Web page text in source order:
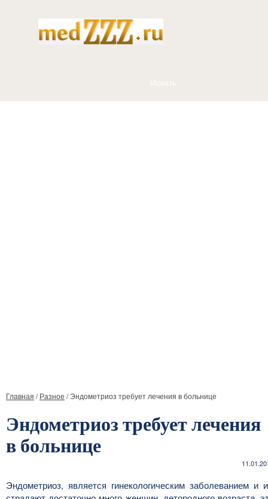
Главная /Разное /Эндометриоз требует лечения в больнице
Эндометриоз требует лечения
в больнице
Эндометриоз, является гинекологическим заболеванием и